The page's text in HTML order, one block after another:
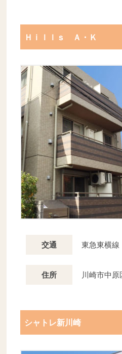
Ｈｉｌｌｓ Ａ・Ｋ
交通 東急東横線
住所 川崎市中
シャトレ新川崎